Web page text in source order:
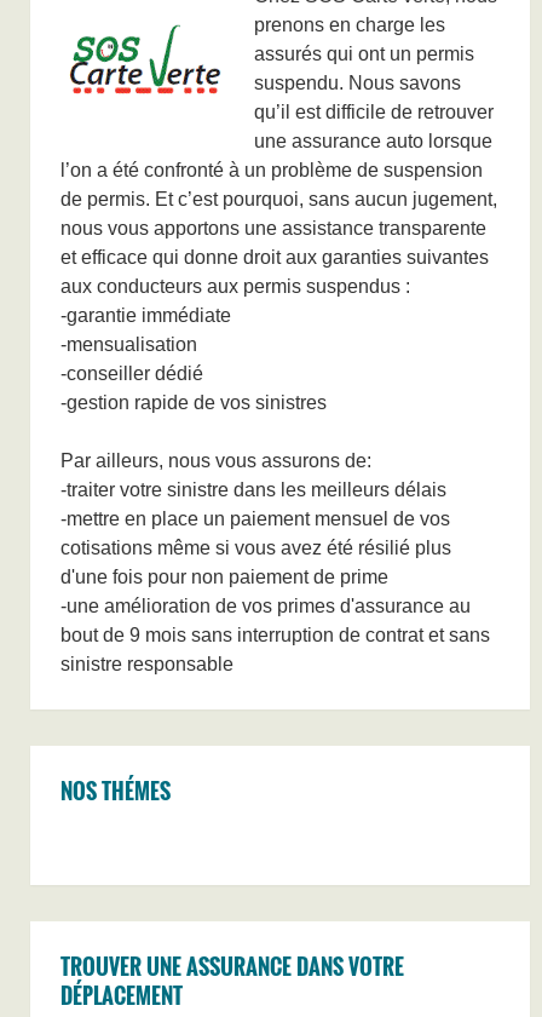
prenons en charge les
assurés qui ont un permis
suspendu. Nous savons
qu’il est difficile de retrouver
une assurance auto lorsque
l’on a été confronté à un problème de suspension
de permis. Et c’est pourquoi, sans aucun jugement,
nous vous apportons une assistance transparente
et efficace qui donne droit aux garanties suivantes
aux conducteurs aux permis suspendus :
-garantie immédiate
-mensualisation
-conseiller dédié
-gestion rapide de vos sinistres
Par ailleurs, nous vous assurons de:
-traiter votre sinistre dans les meilleurs délais
-mettre en place un paiement mensuel de vos
cotisations même si vous avez été résilié plus
d'une fois pour non paiement de prime
-une amélioration de vos primes d'assurance au
bout de 9 mois sans interruption de contrat et sans
sinistre responsable
NOS THÉMES
TROUVER UNE ASSURANCE DANS VOTRE
DÉPLACEMENT